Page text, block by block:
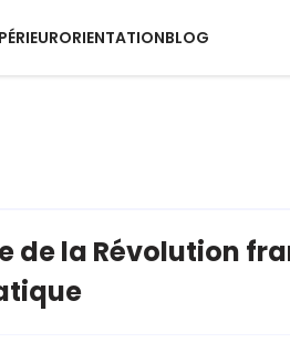
ORIENTATIONBLOG
de la Révolution